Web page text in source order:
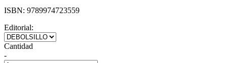
ISBN: 9789974723559
Editorial:
Cantidad
-